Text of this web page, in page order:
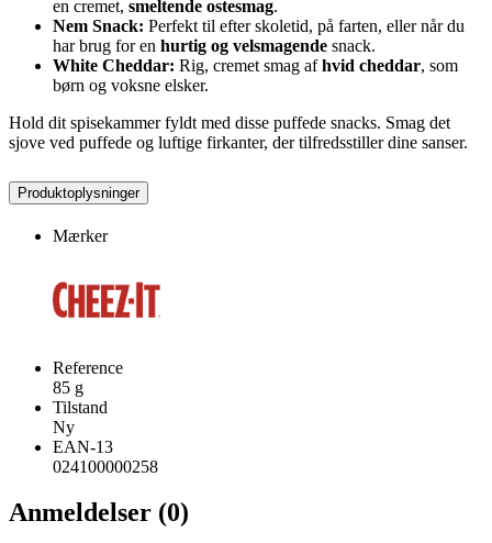
en cremet, smeltende ostesmag.
Nem Snack: Perfekt til efter skoletid, på farten, eller når du
har brug for en hurtig og velsmagende snack.
White Cheddar: Rig, cremet smag afhvid cheddar, som
børn og voksne elsker.
Hold dit spisekammer fyldt med disse puffede snacks. Smag det
sjove ved puffede og luftige firkanter, der tilfredsstiller dine sanser.
Produktoplysninger
Mærker
Reference
85 g
Tilstand
Ny
EAN-13
024100000258
Anmeldelser (0)